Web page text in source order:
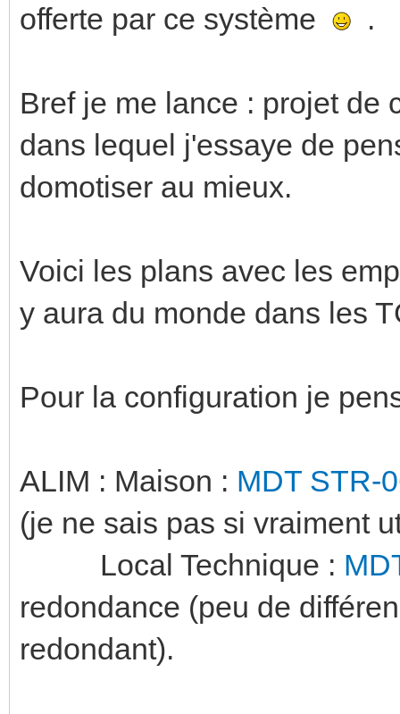
offerte par ce système
.
Bref je me lance : projet de
dans lequel j'essaye de
domotiser au mieux.
Voici les plans avec les
y aura du monde dans les
Pour la configuration je
ALIM : Maison : MDT STR-
(je ne sais pas si vraiment
Local Technique :
redondance (peu de
redondant).